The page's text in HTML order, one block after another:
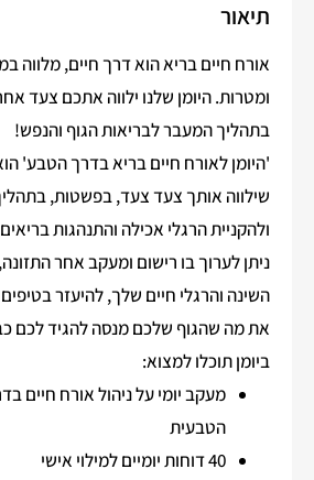
תיאור
אורח חיים בריא הוא דרך חיים, מלווה
ומטרות. היומן שלנו ילווה אתכם צעד
בתהליך המעבר לבריאות הגוף והנפש!
'היומן לאורח חיים בריא בדרך הטבע'
שילווה אותך צעד צעד, בפשטות,
ולהקניית הרגלי אכילה והתנהגות
ניתן לערוך בו רישום ומעקב אחר
השינה והרגלי חיים שלך, להיעזר בטיפים
את מה שהגוף שלכם מנסה להגיד לכם
ביומן תוכלו למצוא:
מעקב יומי על ניהול אורח חיים
הטבעית
40 דוחות יומיים למילוי אישי